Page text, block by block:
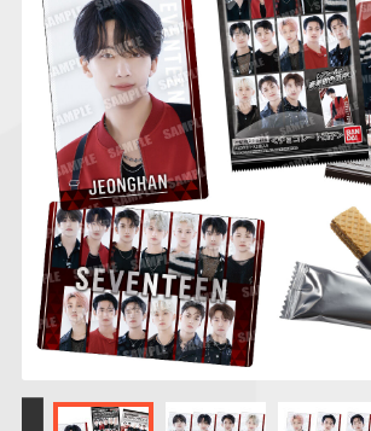
仮面ライダーシリー
ズ
キャラパキ
＆スクエアシール
ポ